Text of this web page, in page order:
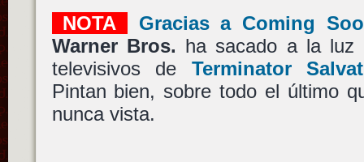
NOTA
Gracias a Coming
Warner Bros. ha sacado a la luz
televisivos de Terminator
Pintan bien, sobre todo el último
nunca vista.